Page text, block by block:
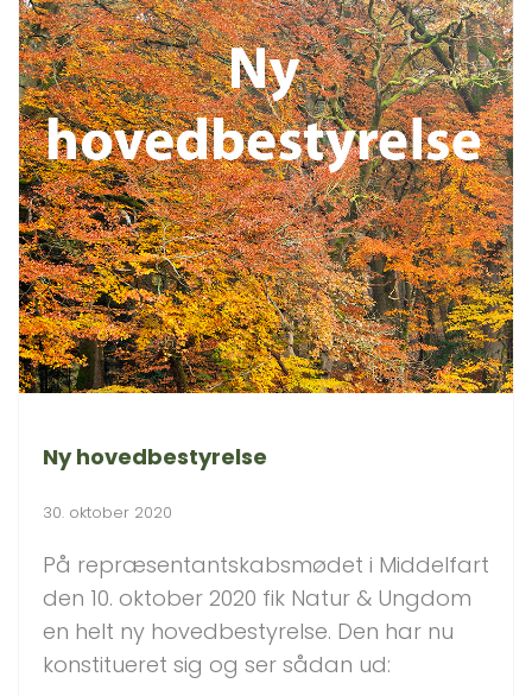
Ny hovedbestyrelse
30. oktober 2020
På repræsentantskabsmødet i Middelfart
den 10. oktober 2020 fik Natur & Ungdom
en helt ny hovedbestyrelse. Den har nu
konstitueret sig og ser sådan ud: